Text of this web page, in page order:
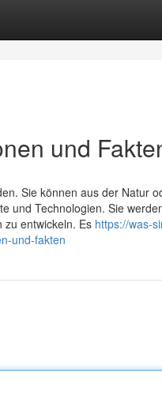
und
Sie können aus der Natur
und Technologien. Sie
entwickeln. Es https://was-
und-fakten